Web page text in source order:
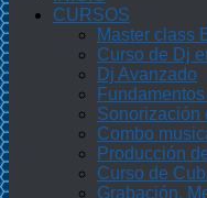
CURSOS
Master class
Curso de Dj
Dj Avanzado
Sonorización
Combo
Producción
Curso de
Grabación,